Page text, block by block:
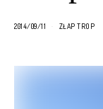
2014/09/11 ZŁAP TROP